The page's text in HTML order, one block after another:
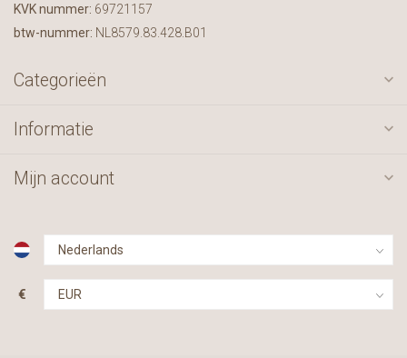
KVK nummer: 69721157
btw-nummer: NL8579.83.428.B01
Categorieën
Informatie
Mijn account
€